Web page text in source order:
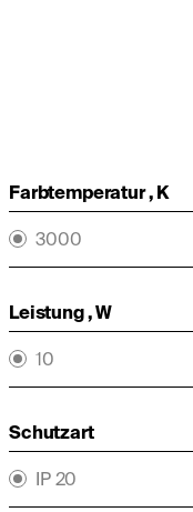
Farbtemperatur , K
3000
Leistung , W
10
Schutzart
IP 20